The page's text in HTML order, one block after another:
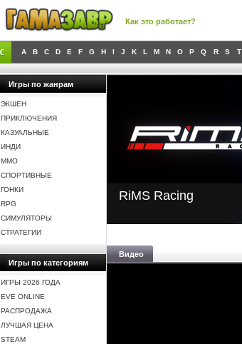
Как это работает?
A B C D E F G H I J K L M N O P Q R S T
Игры по жанрам
ЭКШЕН
ПРИКЛЮЧЕНИЯ
КАЗУАЛЬНЫЕ
ИНДИ
MMO
СПОРТИВНЫЕ
ГОНКИ
RPG
СИМУЛЯТОРЫ
СТРАТЕГИИ
Игры по категориям
ИГРЫ 2026 ГОДА
EVE ONLINE
РАСПРОДАЖА
ЛУЧШАЯ ЦЕНА
STEAM
RiMS Racing
Видео